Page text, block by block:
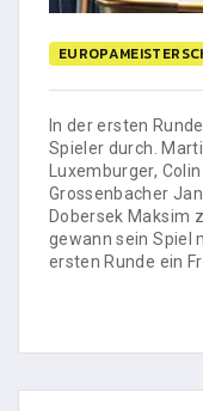
In der ersten
Spieler durch.
Luxemburger,
Grossenbacher
Dobersek Maksim
gewann sein Spiel
ersten Runde ein